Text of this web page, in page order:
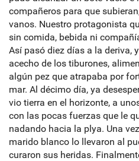
compañeros para que
vanos. Nuestro protagonista
sin comida, bebida ni
Así pasó diez días a la deriva,
acecho de los tiburones,
algún pez que atrapaba por
mar. Al décimo día, ya
vio tierra en el horizonte, a
con las pocas fuerzas que le
nadando hacia la plya. Una
marido blanco lo llevaron al
curaron sus heridas.